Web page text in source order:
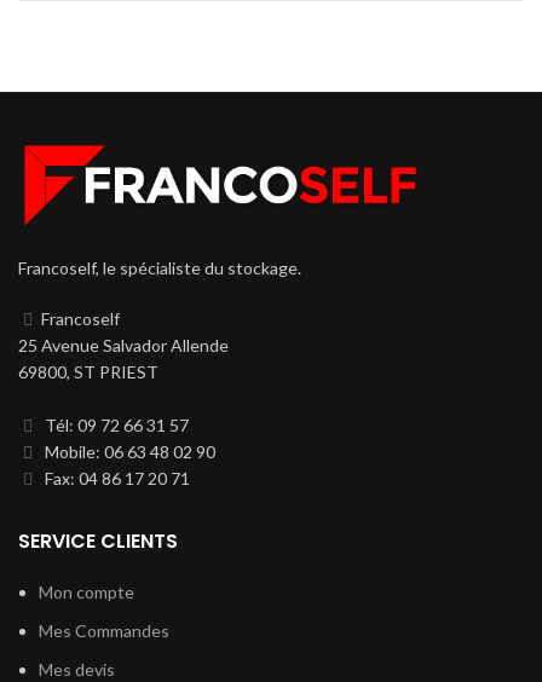
Francoself, le spécialiste du stockage.
Francoself
25 Avenue Salvador Allende
69800, ST PRIEST
Tél: 09 72 66 31 57
Mobile: 06 63 48 02 90
Fax: 04 86 17 20 71
SERVICE CLIENTS
Mon compte
Mes Commandes
Mes devis